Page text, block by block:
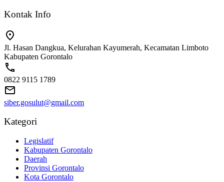
Kontak Info
Jl. Hasan Dangkua, Kelurahan Kayumerah, Kecamatan Limboto
Kabupaten Gorontalo
0822 9115 1789
siber.gosulut@gmail.com
Kategori
Legislatif
Kabupaten Gorontalo
Daerah
Provinsi Gorontalo
Kota Gorontalo